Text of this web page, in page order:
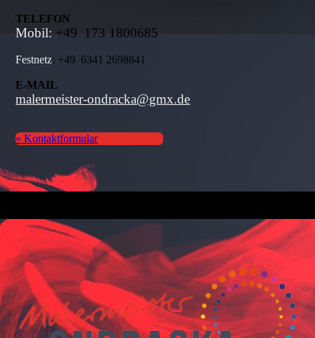
TELEFON
Mobil: +49 173 1800685
Festnetz: +49 6341 2698841
E-MAIL
malermeister-ondracka@gmx.de
» Kontaktformular